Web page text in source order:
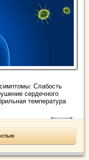
Слабость
сердечного
температура